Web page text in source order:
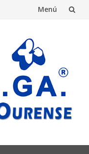
Menú